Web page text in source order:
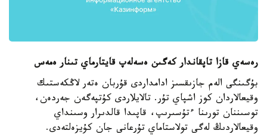
رەسەي قازا تاپقاندار كەگىن ەسەلەپ قايتارماي تىنار ەمەس
بۇگىنگى الەم جازىقسىز ادامداردى قۇربان ەتەر لاڭكەستىك
وقيعالاردان كوز اشپاي تۇر. تالايلاردى كۇتپەگەن جەردەن،
توسىننان تورىنا ءتۇسىرىپ، قاپىدا قالدىرار وسىنداي
وقيعالاردىڭ لەگى تولاستاماي تۇرعانى جان كۇيزەلتەدى.